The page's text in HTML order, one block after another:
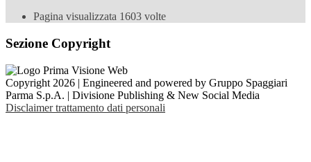
Pagina visualizzata 1603 volte
Sezione Copyright
Copyright 2026 | Engineered and powered by Gruppo Spaggiari
Parma S.p.A. | Divisione Publishing & New Social Media
Disclaimer trattamento dati personali